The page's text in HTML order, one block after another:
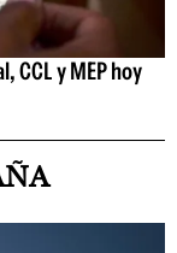
CCL y MEP hoy